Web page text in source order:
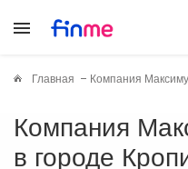
Главная Компания
Компания Максимум Платинум
в городе